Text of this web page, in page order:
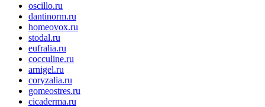
oscillo.ru
dantinorm.ru
homeovox.ru
stodal.ru
eufralia.ru
cocculine.ru
arnigel.ru
coryzalia.ru
gomeostres.ru
cicaderma.ru